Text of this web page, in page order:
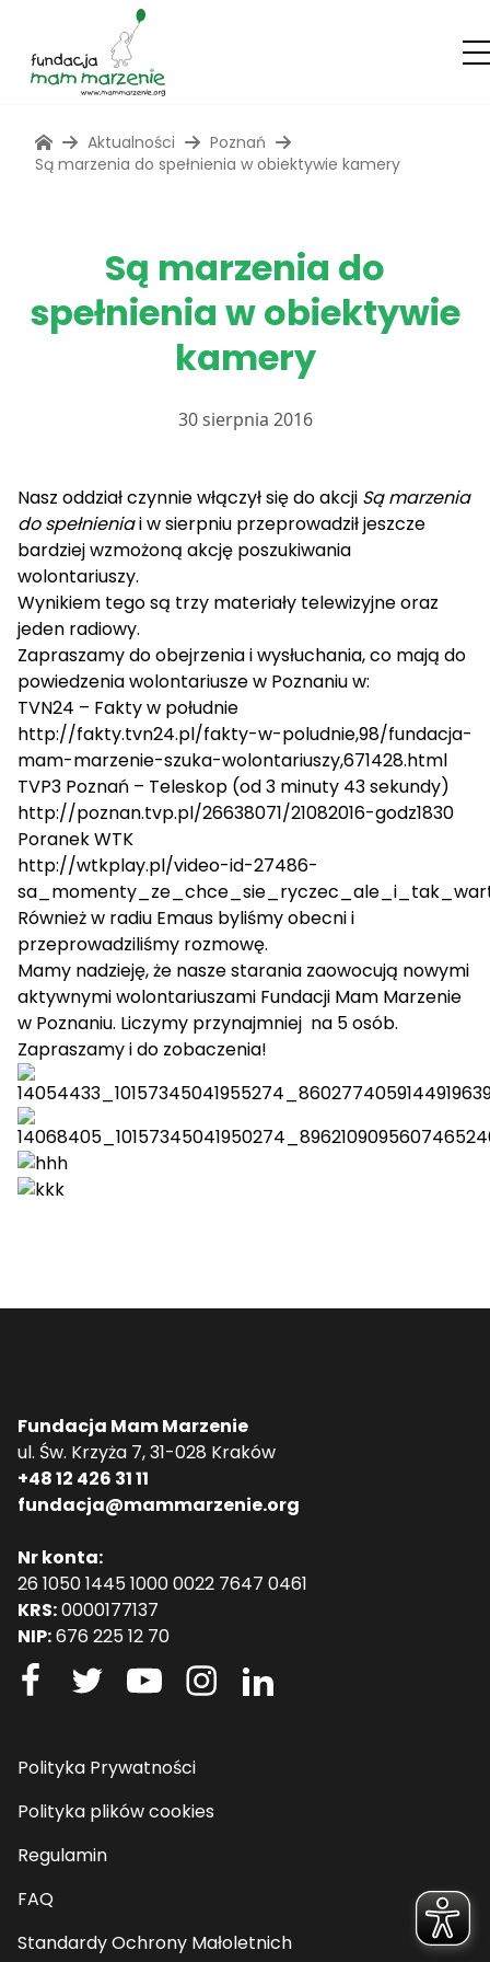
Aktualności
Poznań
Są marzenia do spełnienia w obiektywie kamery
Są marzenia do
spełnienia w obiektywie
kamery
30 sierpnia 2016
Nasz oddział czynnie włączył się do akcji Są marzenia
do spełnieniai w sierpniu przeprowadził jeszcze
bardziej wzmożoną akcję poszukiwania
wolontariuszy.
Wynikiem tego są trzy materiały telewizyjne oraz
jeden radiowy.
Zapraszamy do obejrzenia i wysłuchania, co mają do
powiedzenia wolontariusze w Poznaniu w:
TVN24 – Fakty w południe
http://fakty.tvn24.pl/fakty-w-poludnie,98/fundacja-
mam-marzenie-szuka-wolontariuszy,671428.html
TVP3 Poznań – Teleskop (od 3 minuty 43 sekundy)
http://poznan.tvp.pl/26638071/21082016-godz1830
Poranek WTK
http://wtkplay.pl/video-id-27486-
Również w radiu Emaus byliśmy obecni i
przeprowadziliśmy rozmowę.
Mamy nadzieję, że nasze starania zaowocują nowymi
aktywnymi wolontariuszami Fundacji Mam Marzenie
w Poznaniu. Liczymy przynajmniej na 5 osób.
Zapraszamy i do zobaczenia!
Fundacja Mam Marzenie
ul. Św. Krzyża 7, 31-028 Kraków
+48 12 426 31 11
fundacja@mammarzenie.org
Nr konta:
26 1050 1445 1000 0022 7647 0461
KRS:0000177137
NIP:676 225 12 70
Polityka Prywatności
Polityka plików cookies
Regulamin
FAQ
Standardy Ochrony Małoletnich